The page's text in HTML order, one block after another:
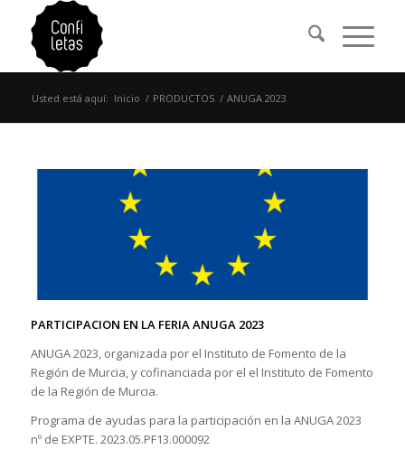
Usted está aquí: Inicio / PRODUCTOS / ANUGA 2023
PARTICIPACION EN LA FERIA ANUGA 2023
ANUGA 2023, organizada por el Instituto de Fomento de la
Región de Murcia, y cofinanciada por el el Instituto de Fomento
de la Región de Murcia.
Programa de ayudas para la participación en la ANUGA 2023
nº de EXPTE. 2023.05.PF13.000092